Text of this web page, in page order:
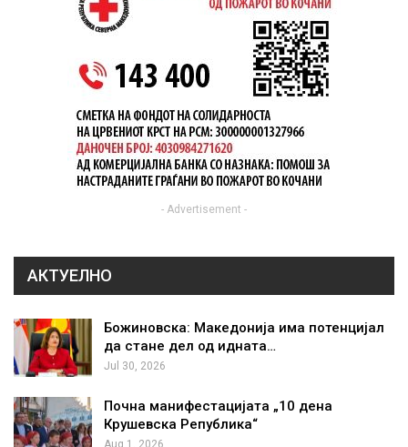
- Advertisement -
АКТУЕЛНО
Божиновска: Македонија има потенцијал
да стане дел од идната…
Jul 30, 2026
Почна манифестацијата „10 дена
Крушевска Република“
Aug 1, 2026